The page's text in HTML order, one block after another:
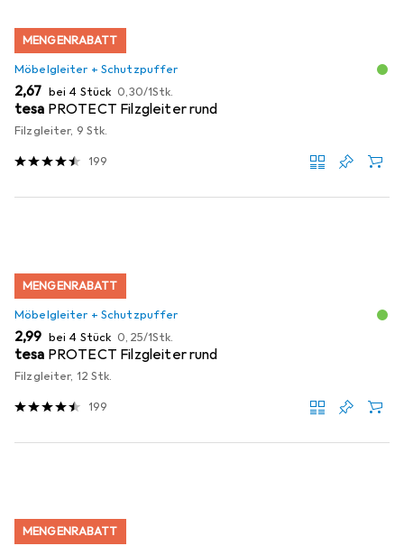
MENGENRABATT
Möbelgleiter + Schutzpuffer
EUR
2,67 bei 4 Stück EUR
0,30/1Stk.
tesa PROTECT Filzgleiter rund
Filzgleiter, 9 Stk.
199
MENGENRABATT
Möbelgleiter + Schutzpuffer
EUR
2,99 bei 4 Stück EUR
0,25/1Stk.
tesa PROTECT Filzgleiter rund
Filzgleiter, 12 Stk.
199
MENGENRABATT